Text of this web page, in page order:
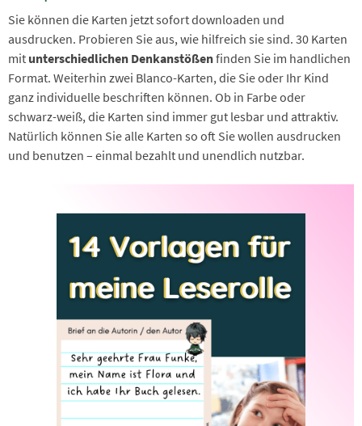
Sie können die Karten jetzt sofort downloaden und
ausdrucken. Probieren Sie aus, wie hilfreich sie sind. 30 Karten
mit unterschiedlichen Denkanstößenfinden Sie im handlichen
Format. Weiterhin zwei Blanco-Karten, die Sie oder Ihr Kind
ganz individuelle beschriften können. Ob in Farbe oder
schwarz-weiß, die Karten sind immer gut lesbar und attraktiv.
Natürlich können Sie alle Karten so oft Sie wollen ausdrucken
und benutzen – einmal bezahlt und unendlich nutzbar.